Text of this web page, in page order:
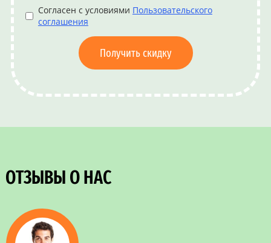
Согласен с условиями Пользовательского
соглашения
Получить скидку
ОТЗЫВЫ О НАС